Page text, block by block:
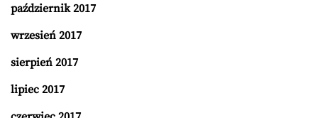
październik 2017
wrzesień 2017
sierpień 2017
lipiec 2017